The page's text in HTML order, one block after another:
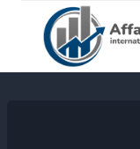
contenu